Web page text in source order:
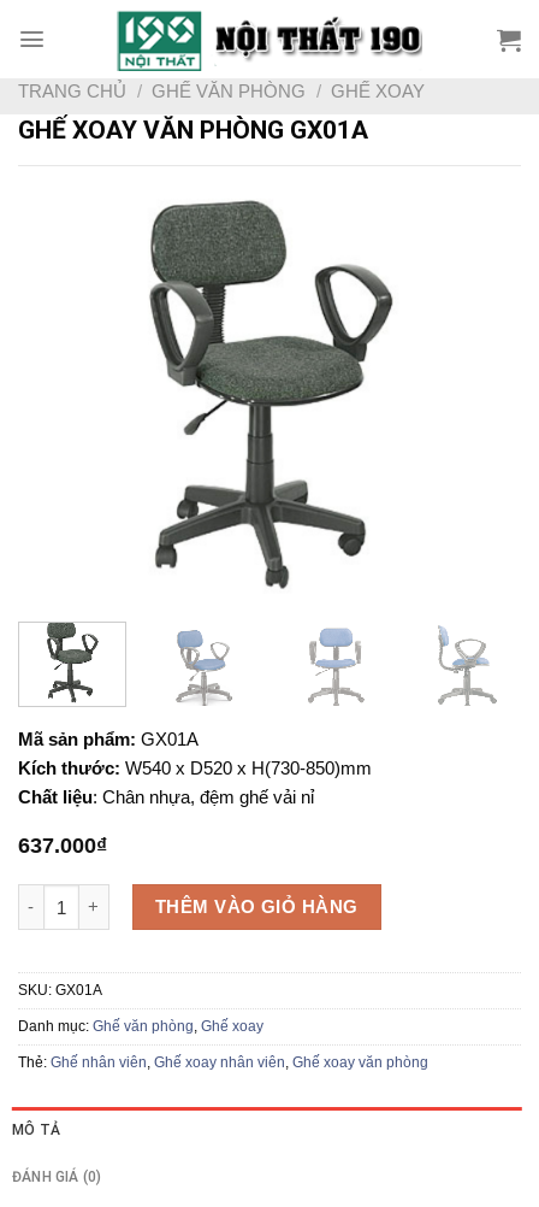
TRANG CHỦ / GHẾ VĂN PHÒNG / GHẾ XOAY
GHẾ XOAY VĂN PHÒNG GX01A
Mã sản phẩm: GX01A
Kích thước: W540 x D520 x H(730-850)mm
Chất liệu: Chân nhựa, đệm ghế vải nỉ
637.000₫
Ghế xoay văn phòng GX01A số lượng
THÊM VÀO GIỎ HÀNG
SKU: GX01A
Danh mục: Ghế văn phòng, Ghế xoay
Thẻ: Ghế nhân viên, Ghế xoay nhân viên, Ghế xoay văn phòng
MÔ TẢ
ĐÁNH GIÁ (0)